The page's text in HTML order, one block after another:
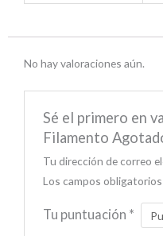
No hay valoraciones aún.
Sé el primero en
Filamento
Tu dirección de correo
Los campos
Tu puntuación *